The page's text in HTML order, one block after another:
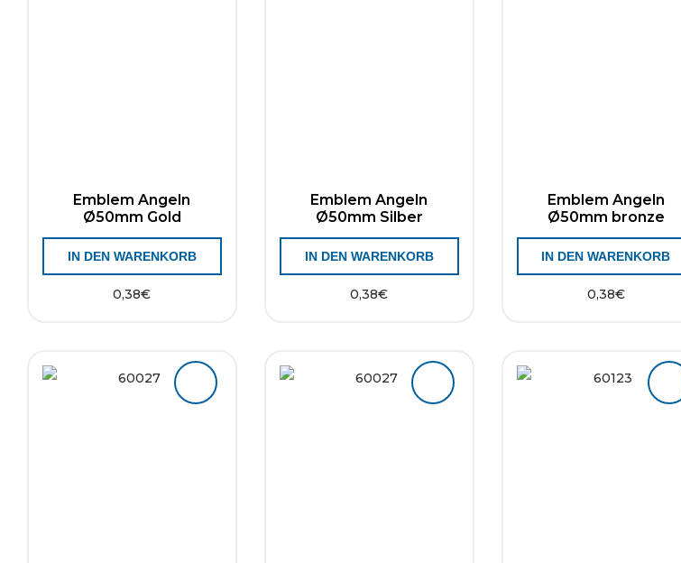
Emblem Angeln
Ø50mm Gold
0,38€
IN DEN WARENKORB
Emblem Angeln
Ø50mm Silber
0,38€
IN DEN WARENKORB
Emblem Angeln
Ø50mm bronze
0,38€
IN DEN WARENKORB